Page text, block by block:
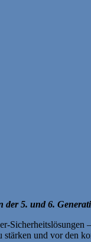
der 5. und 6.
stärken und vor den